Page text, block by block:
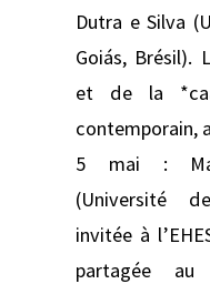
Dutra e Silva
Goiás, Brésil).
et de la
contemporain,
5 mai :
(Université
invitée à
partagée